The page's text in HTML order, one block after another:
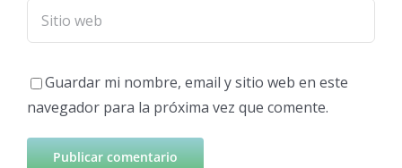
Guardar mi nombre, email y sitio web en este
navegador para la próxima vez que comente.